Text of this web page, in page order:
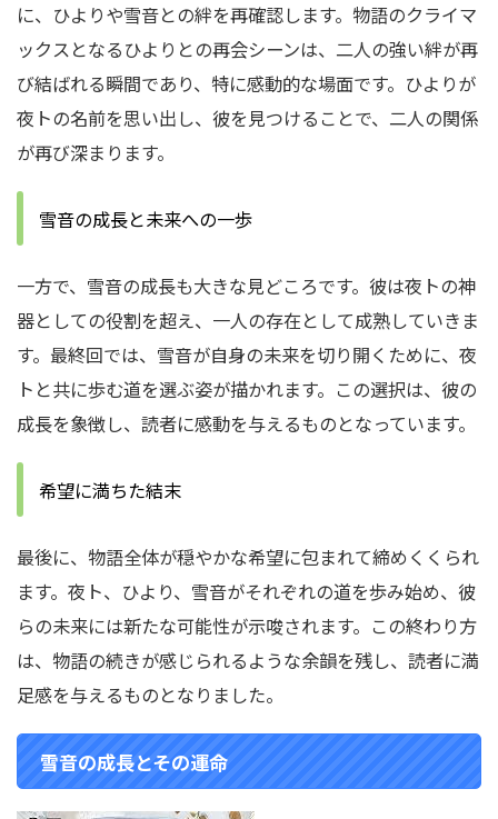
に、ひよりや雪音との絆を再確認します。物語のクライマ
ックスとなるひよりとの再会シーンは、二人の強い絆が再
び結ばれる瞬間であり、特に感動的な場面です。ひよりが
夜トの名前を思い出し、彼を見つけることで、二人の関係
が再び深まります。
雪音の成長と未来への一歩
一方で、雪音の成長も大きな見どころです。彼は夜トの神
器としての役割を超え、一人の存在として成熟していきま
す。最終回では、雪音が自身の未来を切り開くために、夜
トと共に歩む道を選ぶ姿が描かれます。この選択は、彼の
成長を象徴し、読者に感動を与えるものとなっています。
希望に満ちた結末
最後に、物語全体が穏やかな希望に包まれて締めくくられ
ます。夜ト、ひより、雪音がそれぞれの道を歩み始め、彼
らの未来には新たな可能性が示唆されます。この終わり方
は、物語の続きが感じられるような余韻を残し、読者に満
足感を与えるものとなりました。
雪音の成長とその運命